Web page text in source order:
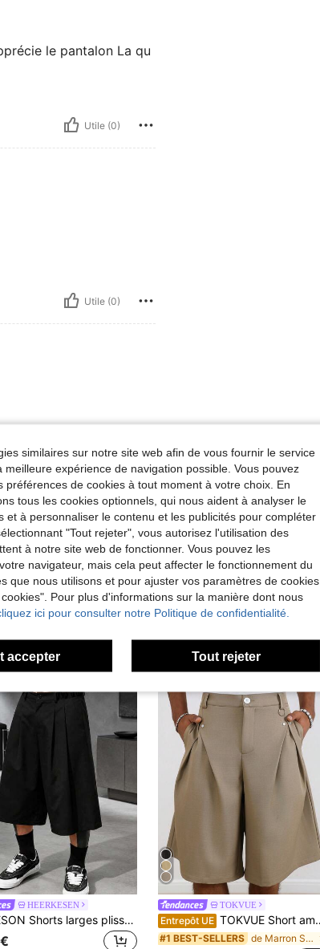
le pantalon La qu
Utile (0)
Utile (0)
Utile (0)
HEERKESEN
HEYKESON Shorts larges plissés noirs pour hommes, shorts de style décontracté de rue avec bouton à la taille
TOKVUE
Entrepôt UE TOKVUE Short ample plissé à rivets pour homme, adapté au quotidien décontracté, aux sorties du week-end, aux réunions entre amis, aux voyages et autres activités sociales relaxantes. Ce short est un article polyvalent indispensable dans la garde-robe d'un homme et constitue un excellent cadeau pour les petits amis ou les maris.,Printemps à été,Été,Vacances,Vintage,Sorties,Fête,Festival,Cadeau pour mon petit ami Jambe large
#1 BEST-SELLERS de Marron Shorts pour hommes
similaires sur notre site web afin de vous fournir le service
expérience de navigation possible. Vous pouvez
préférences de cookies à tout moment à votre choix. En
tous les cookies optionnels, qui nous aident à analyser le
à personnaliser le contenu et les publicités pour compléter
"Tout rejeter", vous autorisez l'utilisation des
à notre site web de fonctionner. Vous pouvez les
navigateur, mais cela peut affecter le fonctionnement du
que nous utilisons et pour ajuster vos paramètres de cookies
Pour plus d'informations sur la manière dont nous
ici pour consulter notre Politique de confidentialité.
accepter Tout rejeter